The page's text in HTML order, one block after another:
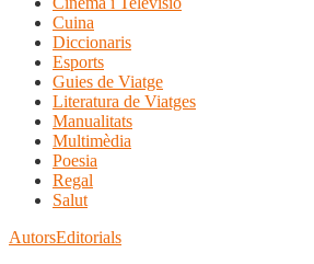
Cuina
Diccionaris
Esports
Guies de Viatge
Literatura de Viatges
Manualitats
Multimèdia
Poesia
Regal
Salut
AutorsEditorials